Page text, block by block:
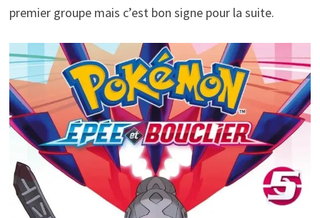
premier groupe mais c’est bon signe pour la suite.